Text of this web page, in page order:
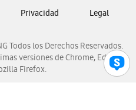
Todos los Derechos Reservados.
versiones de Chrome, Edge,
Firefox.
Privacidad Legal